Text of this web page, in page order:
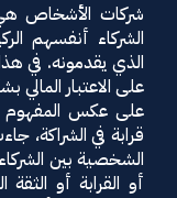
شركات الأشخاص هي
الشركاء أنفسهم
الذي يقدمونه. في
على الاعتبار
على عكس المفهوم
قرابة في الشراكة،
الشخصية بين
أو القرابة أو